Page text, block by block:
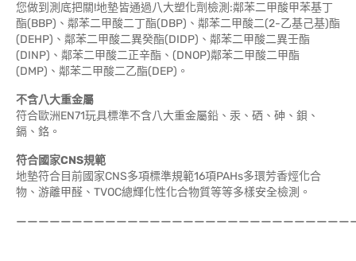
您做到測底把關!地墊皆通過八大塑化劑檢測:鄰苯二甲酸甲苯基丁
酯(BBP)、鄰苯二甲酸二丁酯(DBP)、鄰苯二甲酸二(2-乙基己基)酯
(DEHP)、鄰苯二甲酸二異癸酯(DIDP)、鄰苯二甲酸二異壬酯
(DINP)、鄰苯二甲酸二正辛酯、(DNOP)鄰苯二甲酸二甲酯
(DMP)、鄰苯二甲酸二乙酯(DEP)。
不含八大重金屬
符合歐洲EN71玩具標準不含八大重金屬鉛、汞、硒、砷、鋇、
鎘、鉻。
符合國家CNS規範
地墊符合目前國家CNS多項標準規範16項PAHs多環芳香烴化合
物、游離甲醛、TVOC總輝化性化合物質等等多樣安全檢測。